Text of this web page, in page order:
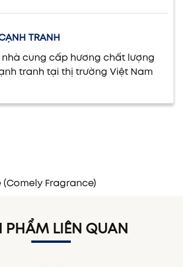
TRANH
nhà cung cấp hương chất lượng
tranh tại thị trường Việt Nam
(Comely Fragrance)
PHẨM LIÊN QUAN